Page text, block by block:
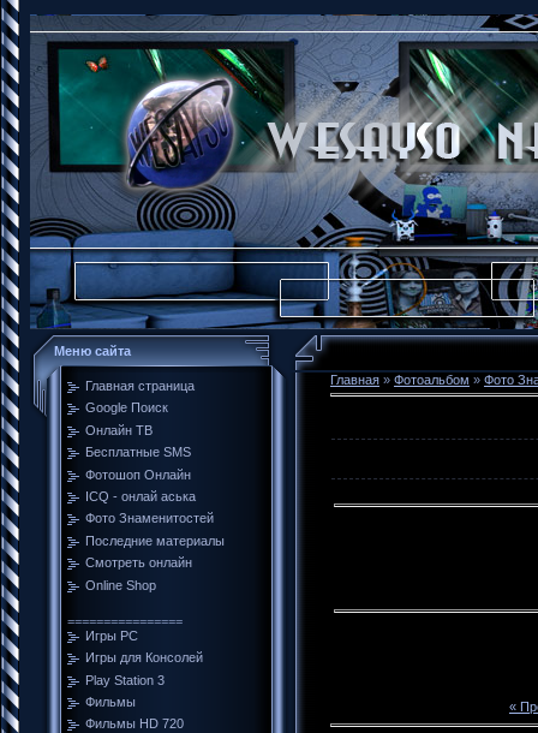
Меню сайта
Главная страница
Google Поиск
Онлайн ТВ
Бесплатные SMS
Фотошоп Онлайн
ICQ - онлай аська
Фото Знаменитостей
Последние материалы
Смотреть онлайн
Online Shop
================
Игры PC
Игры для Консолей
Play Station 3
Фильмы
Фильмы HD 720
Главная » Фотоальбом » Фото
«